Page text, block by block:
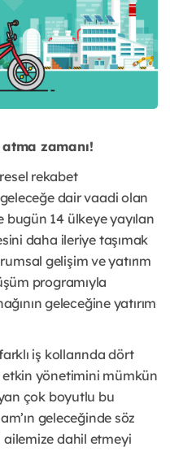
zamanı!
rekabet
dair vaadi olan
bugün 14 ülkeye yayılan
daha ileriye taşımak
gelişim ve yatırım
programıyla
geleceğine yatırım
iş kollarında dört
etkin yönetimini mümkün
çok boyutlu bu
geleceğinde söz
dahil etmeyi